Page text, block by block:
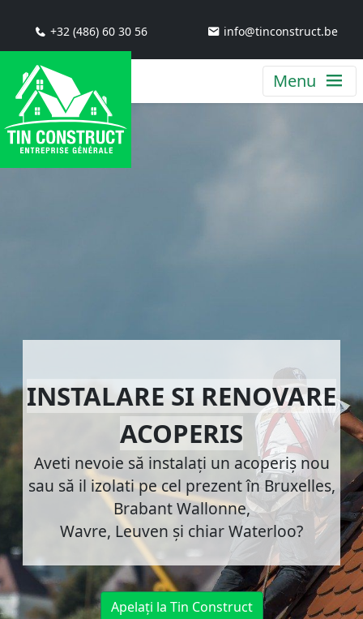
+32 (486) 60 30 56 info@tinconstruct.be
Menu
INSTALARE SI RENOVARE
ACOPERIS
Aveti nevoie să instalați un acoperiș nou
sau să il izolati pe cel prezent în Bruxelles,
Brabant Wallonne,
Wavre, Leuven și chiar Waterloo?
Apelați la Tin Construct